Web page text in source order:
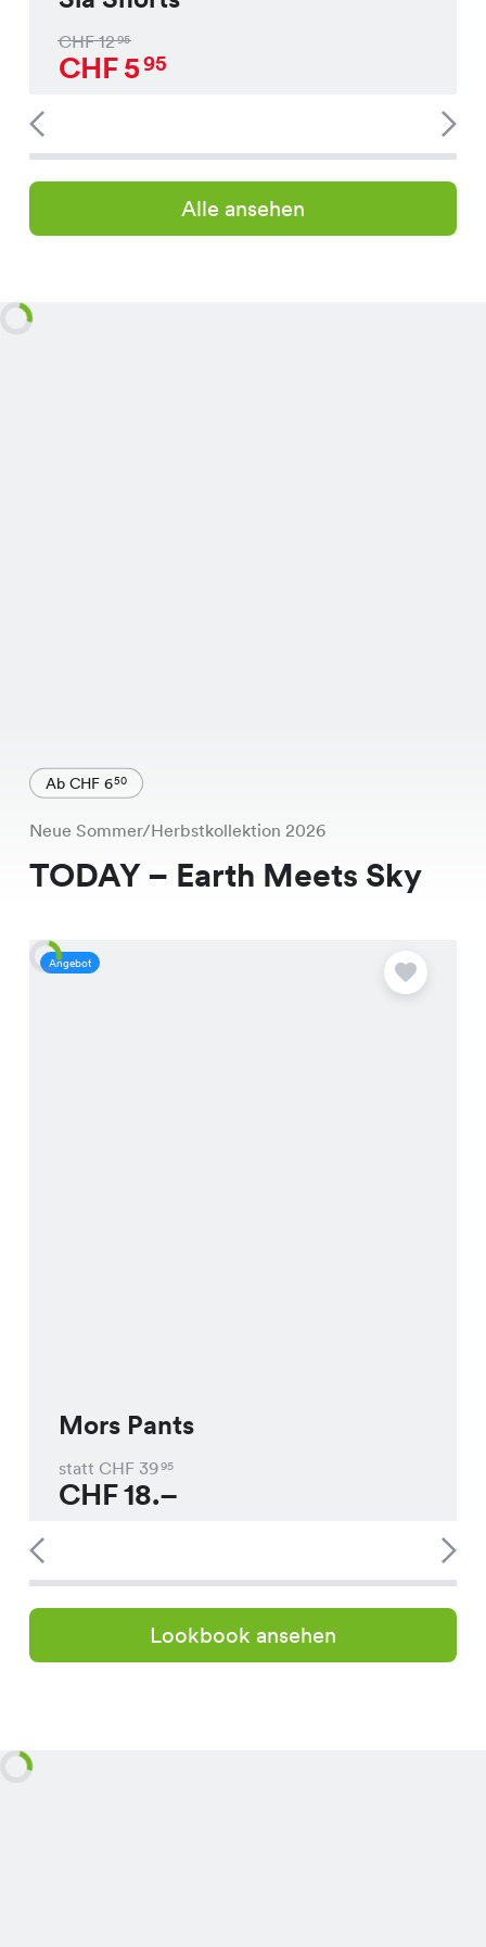
CHF1295
CHF595
Alle ansehen
Ab CHF 650
Neue Sommer/Herbstkollektion 2026
TODAY – Earth Meets Sky
Angebot
Mors Pants
statt CHF 3995
CHF18.–
Lookbook ansehen